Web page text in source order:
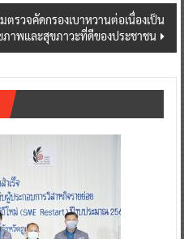
ตรวจคัดกรองเบาหวานต่อเนื่องเป็น
ภาพและสุขภาวะที่ดีของประชาชน